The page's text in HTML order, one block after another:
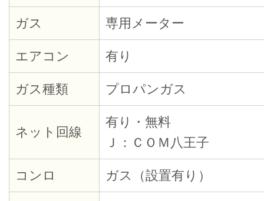
ガス 専用メーター
エアコン 有り
ガス種類 プロパンガス
ネット回線
有り・無料
Ｊ：ＣＯＭ八王子
コンロ ガス（設置有り）